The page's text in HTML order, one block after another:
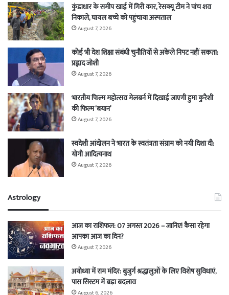
कुंडाधार के समीप खाई में गिरी कार, रेसक्यू टीम ने पांच शव
निकाले, घायल बच्चे को पहुंचाया अस्पताल
August 7, 2026
कोई भी देश शिक्षा संबंधी चुनौतियों से अकेले निपट नहीं सकता:
प्रह्लाद जोशी
August 7, 2026
भारतीय फिल्म महोत्सव मेलबर्न में दिखाई जाएगी हुमा कुरैशी
की फिल्म ‘बयान’
August 7, 2026
स्वदेशी आंदोलन ने भारत के स्वतंत्रता संग्राम को नयी दिशा दी:
योगी आदित्यनाथ
August 7, 2026
Astrology
आज का राशिफल: 07 अगस्त 2026 – जानिए! कैसा रहेगा
आपका आज का दिन?
August 7, 2026
अयोध्या में राम मंदिर: बुजुर्ग श्रद्धालुओं के लिए विशेष सुविधाएं,
पास सिस्टम में बड़ा बदलाव
August 6, 2026